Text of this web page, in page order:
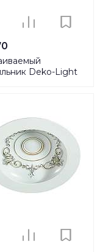
Deko-Light